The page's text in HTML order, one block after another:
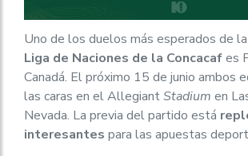
Uno de los duelos más esperados de
Liga de Naciones de la Concacafes
Canadá. El próximo 15 de junio ambos
las caras en el AllegiantStadium en
Nevada. La previa del partido está
interesantes para las apuestas